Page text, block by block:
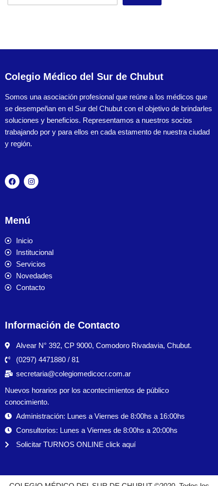
Colegio Médico del Sur de Chubut
Somos una asociación profesional que reúne a los médicos que
se desempeñan en el Sur del Chubut con el objetivo de brindarles
soluciones y beneficios. Representamos a nuestros socios
trabajando por y para ellos en cada estamento de nuestra ciudad
y región.
Menú
Inicio
Institucional
Servicios
Novedades
Contacto
Información de Contacto
Alvear N° 392, CP 9000, Comodoro Rivadavia, Chubut.
(0297) 4471880 / 81
secretaria@colegiomedicocr.com.ar
Nuevos horarios por los acontecimientos de público
conocimiento.
Administración: Lunes a Viernes de 8:00hs a 16:00hs
Consultorios: Lunes a Viernes de 8:00hs a 20:00hs
Solicitar TURNOS ONLINE click aquí